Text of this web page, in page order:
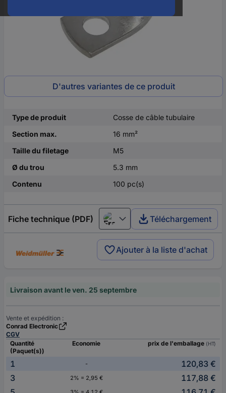
D'autres variantes de ce produit
Type de produit
Cosse de câble tubulaire
Section max.
16 mm²
Taille du filetage
M5
Ø du trou
5.3 mm
Contenu
100 pc(s)
Fiche technique (PDF) Français Téléchargement
Ajouter à la liste d'achat
Livraison avant le ven. 25 septembre
Vente et expédition :
Conrad Electronic
CGV
Quantité
(Paquet(s))
Economie prix de l'emballage (HT)
1 -
120,83 €
3
2% = 2,95 €
117,88 €